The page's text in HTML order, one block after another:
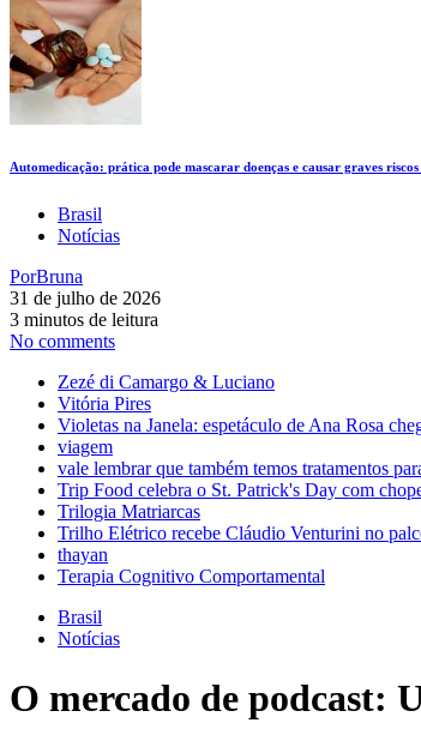
Automedicação: prática pode mascarar doenças e causar graves riscos
Brasil
Notícias
PorBruna
31 de julho de 2026
3 minutos de leitura
No comments
Zezé di Camargo & Luciano
Vitória Pires
Violetas na Janela: espetáculo de Ana Rosa
viagem
vale lembrar que também temos tratamentos
Trip Food celebra o St. Patrick's Day com
Trilogia Matriarcas
Trilho Elétrico recebe Cláudio Venturini no
thayan
Terapia Cognitivo Comportamental
Brasil
Notícias
O mercado de podcast: